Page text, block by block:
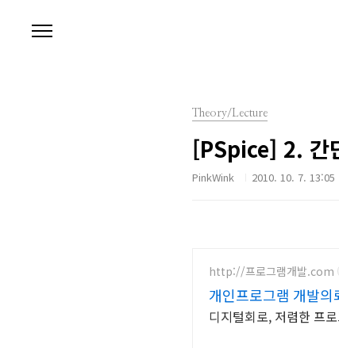
Theory/Lecture
[PSpice] 2. 간
PinkWink 2010. 10. 7. 13:05
http://프로그램개발.com
개인프로그램 개발의
디지털회로, 저렴한 프